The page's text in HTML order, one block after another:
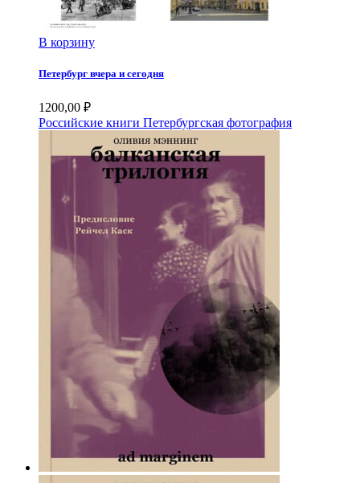
В корзину
Петербург вчера и сегодня
1200,00 ₽
Российские книги Петербургская фотография